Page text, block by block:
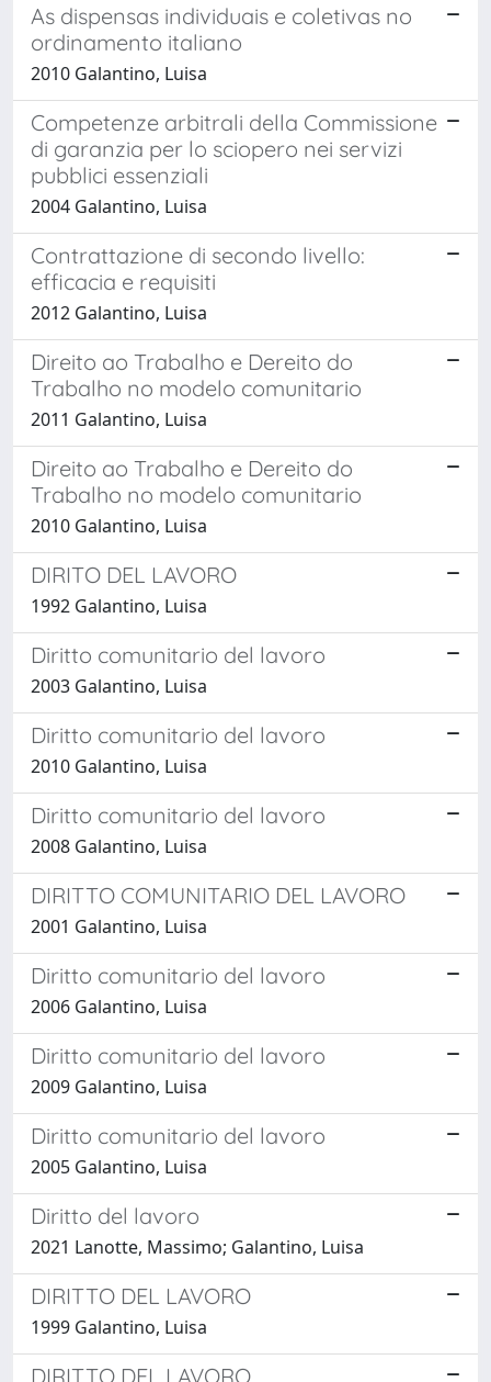
As dispensas individuais e coletivas no
ordinamento italiano
2010 Galantino, Luisa
Competenze arbitrali della Commissione
di garanzia per lo sciopero nei servizi
pubblici essenziali
2004 Galantino, Luisa
Contrattazione di secondo livello:
efficacia e requisiti
2012 Galantino, Luisa
Direito ao Trabalho e Dereito do
Trabalho no modelo comunitario
2011 Galantino, Luisa
Direito ao Trabalho e Dereito do
Trabalho no modelo comunitario
2010 Galantino, Luisa
DIRITO DEL LAVORO
1992 Galantino, Luisa
Diritto comunitario del lavoro
2003 Galantino, Luisa
Diritto comunitario del lavoro
2010 Galantino, Luisa
Diritto comunitario del lavoro
2008 Galantino, Luisa
DIRITTO COMUNITARIO DEL LAVORO
2001 Galantino, Luisa
Diritto comunitario del lavoro
2006 Galantino, Luisa
Diritto comunitario del lavoro
2009 Galantino, Luisa
Diritto comunitario del lavoro
2005 Galantino, Luisa
Diritto del lavoro
2021 Lanotte, Massimo; Galantino, Luisa
DIRITTO DEL LAVORO
1999 Galantino, Luisa
DIRITTO DEL LAVORO